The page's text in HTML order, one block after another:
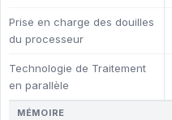
Prise en charge des douilles
du processeur
Technologie de Traitement
en parallèle
MÉMOIRE